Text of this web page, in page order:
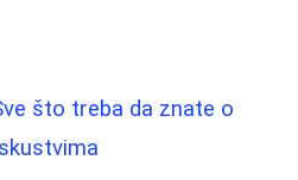
što treba da znate o